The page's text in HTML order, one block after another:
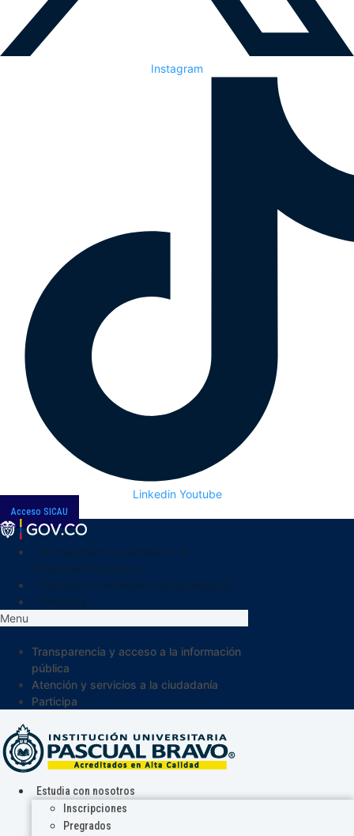
Instagram
Linkedin Youtube
Acceso SICAU
Menu
Transparencia y acceso a la información
pública
Atención y servicios a la ciudadanía
Participa
Estudia con nosotros
Inscripciones
Pregrados